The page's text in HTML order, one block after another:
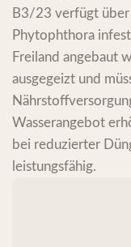
B3/23 verfügt über
Phytophthora
Freiland angebaut
ausgegeizt und
Wasserangebot
bei reduzierter
leistungsfähig.